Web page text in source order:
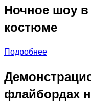
Ночное шоу
костюме
Подробнее
флайбордах